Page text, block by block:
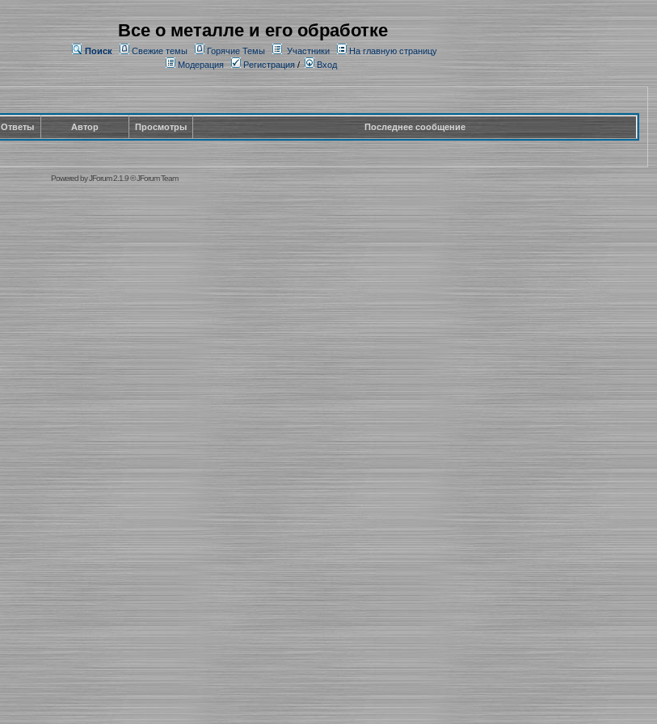
Все о металле и его обработке
Поиск Свежие темы Горячие Темы Участники
На главную страницу
Модерация
Регистрация/ Вход
Ответы Автор Просмотры Последнее сообщение
Powered byJForum 2.1.9©JForum Team